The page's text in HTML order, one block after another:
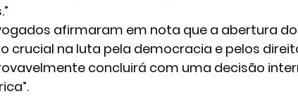
afirmaram em nota que a abertura
crucial na luta pela democracia e pelos
concluirá com uma decisão